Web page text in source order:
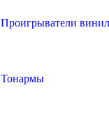
Проигрыватели
Тонармы